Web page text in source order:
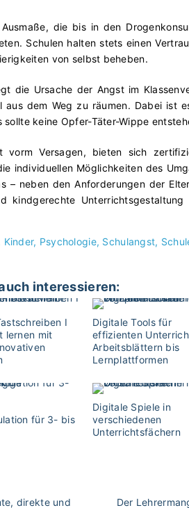
die bis in den
Schulen halten stets einen
von selbst beheben.
die Ursache der Angst im
aus dem Weg zu räumen. Dabei ist
keine Opfer-Täter-Wippe
Versagen, bieten sich
individuellen Möglichkeiten des
– neben den Anforderungen der
kindgerechte
Kinder Psychologie Schulangst
interessieren:
I
lernen mit
Digitale Tools für
effizienten
Arbeitsblättern bis
Lernplattformen
für 3- bis
Digitale Spiele in
verschiedenen
Unterrichtsfächern
direkte und Der